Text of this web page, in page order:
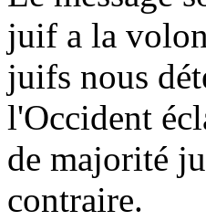
juif a la
juifs nous
l'Occident
de majorité
contraire.